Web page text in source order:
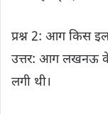
प्रश्न 2: आग किस
उत्तर: आग लखनऊ
लगी थी।